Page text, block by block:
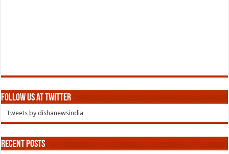
Follow us at Twitter
Tweets by dishanewsindia
Recent Posts